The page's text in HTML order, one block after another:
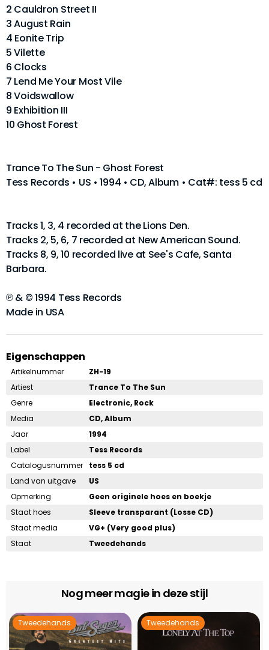
2 Cauldron Street II
3 August Rain
4 Eonite Trip
5 Vilette
6 Clocks
7 Lend Me Your Most Vile
8 Voidswallow
9 Exhibition III
10 Ghost Forest
Trance To The Sun - Ghost Forest
Tess Records • US • 1994 • CD, Album • Cat#: tess 5 cd
Tracks 1, 3, 4 recorded at the Lions Den.
Tracks 2, 5, 6, 7 recorded at New American Sound.
Tracks 8, 9, 10 recorded live at See's Cafe, Santa
Barbara.
℗ & © 1994 Tess Records
Made in USA
Eigenschappen
Artikelnummer
ZH-19
Artiest
Trance To The Sun
Genre
Electronic, Rock
Media
CD, Album
Jaar
1994
Label
Tess Records
Catalogusnummer
tess 5 cd
Land van uitgave
US
Opmerking
Geen originele hoes en boekje
Staat hoes
Sleeve transparant (Losse CD)
Staat media
VG+ (Very good plus)
Staat
Tweedehands
Nog meer magie in deze stijl
Tweedehands Tweedehands